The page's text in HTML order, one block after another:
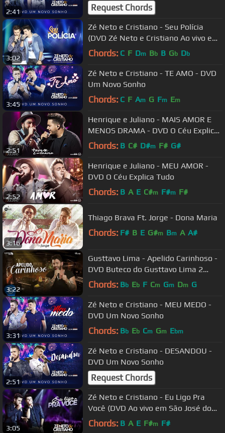
2:41 Request Chords
3:02
Zé Neto e Cristiano - Seu Polícia
(DVD Zé Neto e Cristiano Ao vivo em
São José do Rio Preto)
Chords: C F Dm Bb B Gb Db
3:45
Zé Neto e Cristiano - TE AMO - DVD
Um Novo Sonho
Chords: C F Am G Fm Em
2:51
Henrique e Juliano - MAIS AMOR E
MENOS DRAMA - DVD O Céu Explica
Tudo
Chords: B C# D#m F# G#
2:52
Henrique e Juliano - MEU AMOR -
DVD O Céu Explica Tudo
Chords: B A E C#m F#m F#
3:16
Thiago Brava Ft. Jorge - Dona Maria
Chords: F# B E G#m Bm A A#
3:22
Gusttavo Lima - Apelido Carinhoso -
DVD Buteco do Gusttavo Lima 2
(Vídeo Oficial)
Chords: Bb Eb F Cm Gm Dm G
3:31
Zé Neto e Cristiano - MEU MEDO -
DVD Um Novo Sonho
Chords: Bb Eb Cm Gm Ebm
2:51
Zé Neto e Cristiano - DESANDOU -
DVD Um Novo Sonho
Request Chords
3:05
Zé Neto e Cristiano - Eu Ligo Pra
Você (DVD Ao vivo em São José do
Rio Preto)
Chords: B A E F#m F#